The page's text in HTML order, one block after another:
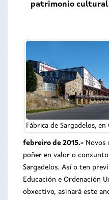
patrimonio
Fábrica de Sargadelos, en
febreiro de 2015.- Novos
poñer en valor o
Sargadelos. Así o ten
Educación e Ordenación
obxectivo, asinará este